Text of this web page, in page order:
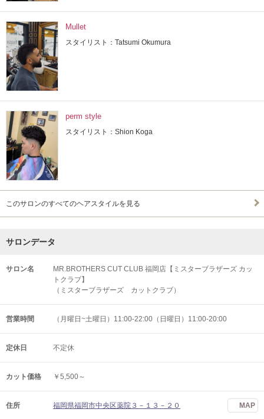
Mullet
スタイリスト：Tatsumi Okumura
perm style
スタイリスト：Shion Koga
このサロンのすべてのヘアスタイルを見る
サロンデータ
サロン名
MR.BROTHERS CUT CLUB 福岡店【ミスターブラザーズ カッ
トクラブ】
（ミスターブラザーズ カットクラブ）
営業時間 （月曜日~土曜日）11:00-22:00（日曜日）11:00-20:00
定休日 不定休
カット価格 ￥5,500～
住所 福岡県福岡市中央区薬院３－１３－２０ MAP